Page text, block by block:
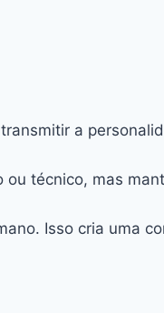
a
técnico, mas
Isso cria uma